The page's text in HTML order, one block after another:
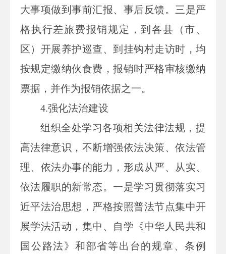
大事项做到事前汇报、事后反馈。三是严
格执行差旅费报销规定，到各县（市、
区）开展养护巡查、到挂钩村走访时，均
按规定缴纳伙食费，报销时严格审核缴纳
票据，并作为报销依据之一。
4.强化法治建设
组织全处学习各项相关法律法规，提
高法律意识，不断增强依法决策、依法管
理、依法办事的能力，形成从严、从实、
依法履职的新常态。一是学习贯彻落实习
近平法治思想，严格按照普法节点集中开
展学法活动，集中、自学《中华人民共和
国公路法》和部省等出台的规章、条例